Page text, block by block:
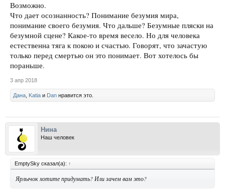
Возможно.
Что дает осознанность? Понимание безумия мира,
понимание своего безумия. Что дальше? Безумные пляски на
безумной сцене? Какое-то время весело. Но для человека
естественна тяга к покою и счастью. Говорят, что зачастую
только перед смертью он это понимает. Вот хотелось бы
пораньше.
3 апр 2018
Дана Katia и Dan нравится это.
Нина
Наш человек
EmptySky сказал(а): ↑
Ярлычок хотите придумать? Или зачем вам это?